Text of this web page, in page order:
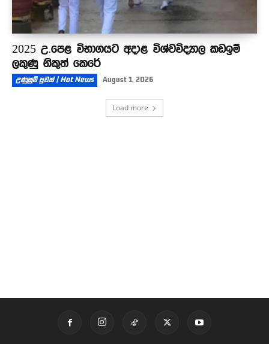
2025 උ.පෙළ විභාගයට අදාළ විශ්වවිද්‍යාල කඩඉම්
ලකුණු නිකුත් කෙරේ
උණුසුම් පුවත් | Hot News August 1, 2026
Load more